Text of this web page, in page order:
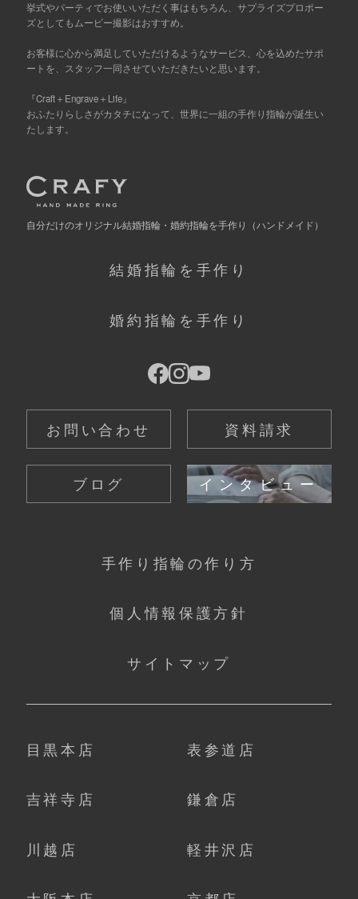
挙式やパーティでお使いいただく事はもちろん、サプライズプロポー
ズとしてもムービー撮影はおすすめ。
お客様に心から満足していただけるようなサービス、心を込めたサポ
ートを、スタッフ一同させていただきたいと思います。
『Craft＋Engrave＋Life』
おふたりらしさがカタチになって、世界に一組の手作り指輪が誕生い
たします。
自分だけのオリジナル結婚指輪・婚約指輪を手作り （ハンドメイド）
結婚指輪を手作り
婚約指輪を手作り
お問い合わせ 資料請求
ブログ インタビュー
手作り指輪の作り方
個人情報保護方針
サイトマップ
目黒本店 表参道店
吉祥寺店 鎌倉店
川越店 軽井沢店